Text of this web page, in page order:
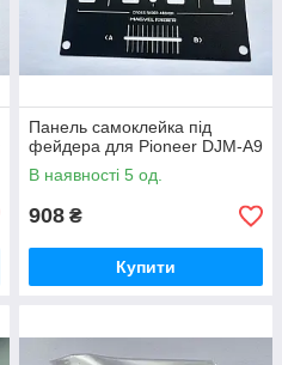
Панель самоклейка під
фейдера для Pioneer DJM-A9
В наявності 5 од.
908 ₴
Купити